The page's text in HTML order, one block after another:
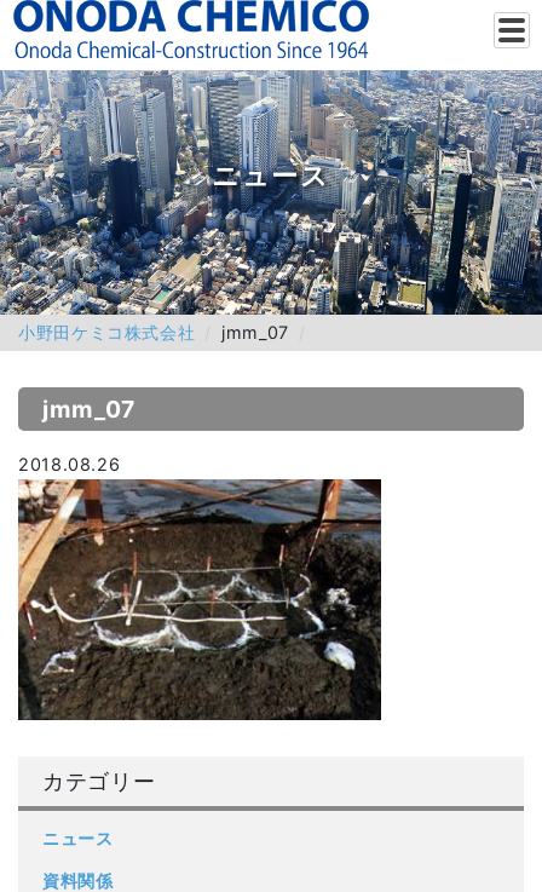
ニュース
小野田ケミコ株式会社 jmm_07
jmm_07
2018.08.26
カテゴリー
ニュース
資料関係